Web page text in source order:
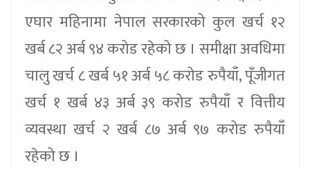
एघार महिनामा नेपाल सरकारको कुल खर्च १२
खर्ब ८२ अर्ब ९४ करोड रहेको छ । समीक्षा अवधिमा
चालु खर्च ८ खर्ब ५१ अर्ब ५८ करोड रुपैयाँ, पूँजीगत
खर्च १ खर्ब ४३ अर्ब ३९ करोड रुपैयाँ र वित्तीय
व्यवस्था खर्च २ खर्ब ८७ अर्ब ९७ करोड रुपैयाँ
रहेको छ ।